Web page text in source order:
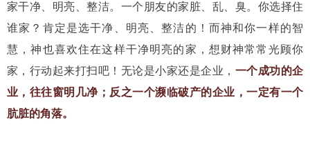
家干净、明亮、整洁。一个朋友的家脏、乱、臭。你选择住
谁家？肯定是选干净、明亮、整洁的！而神和你一样的智
慧，神也喜欢住在这样干净明亮的家，想财神常常光顾你
家，行动起来打扫吧！无论是小家还是企业， 一个成功的企
业，往往窗明几净；反之一个濒临破产的企业，一定有一个
肮脏的角落。